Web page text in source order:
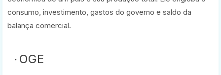
consumo, investimento, gastos do governo e saldo da
balança comercial.
OGE